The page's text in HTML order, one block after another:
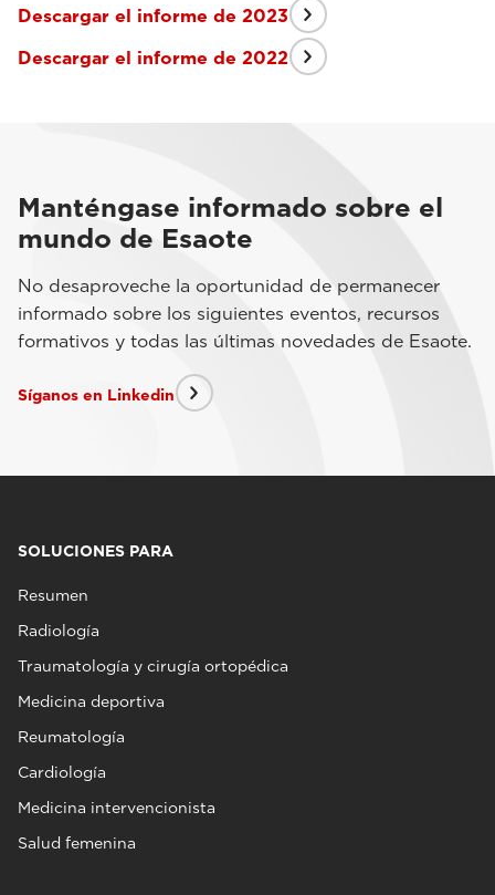
Descargar el informe de 2023
Descargar el informe de 2022
Manténgase informado sobre el
mundo de Esaote
No desaproveche la oportunidad de permanecer
informado sobre los siguientes eventos, recursos
formativos y todas las últimas novedades de Esaote.
Síganos en Linkedin
SOLUCIONES PARA
Resumen
Radiología
Traumatología y cirugía ortopédica
Medicina deportiva
Reumatología
Cardiología
Medicina intervencionista
Salud femenina